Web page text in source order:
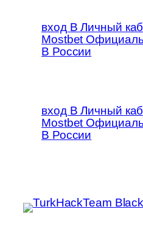
вход В Личный
Mostbet
В России
вход В Личный
Mostbet
В России